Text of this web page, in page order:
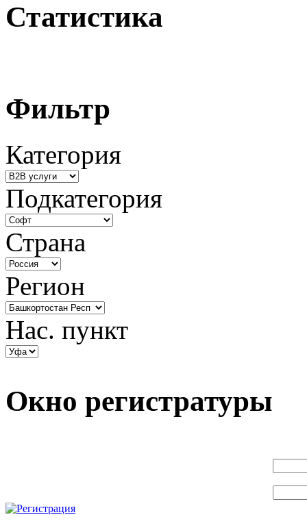
Статистика
Фильтр
Категория
Подкатегория
Страна
Регион
Нас. пункт
Окно регистратуры